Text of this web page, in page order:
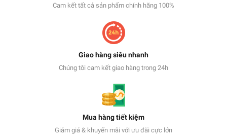
Cam kết tất cả sản phẩm chính hãng 100%
Giao hàng siêu nhanh
Chúng tôi cam kết giao hàng trong 24h
Mua hàng tiết kiệm
Giảm giá & khuyến mãi với ưu đãi cực lớn